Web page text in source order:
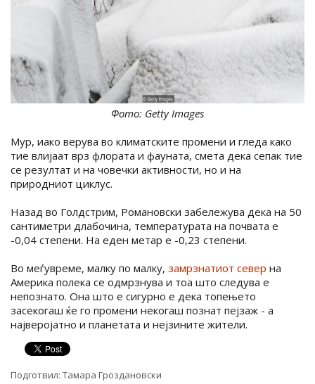
Фото: Getty Images
Мур, иако верува во климатските промени и гледа како
тие влијаат врз флората и фауната, смета дека сепак тие
се резултат и на човечки активности, но и на
природниот циклус.
Назад во Голдстрим, Романовски забележува дека на 50
сантиметри длабочина, температурата на почвата е
-0,04 степени. На еден метар е -0,23 степени.
Во меѓувреме, малку по малку, замрзнатиот север на
Америка полека се одмрзнува и тоа што следува е
непознато. Она што е сигурно е дека топењето
засекогаш ќе го промени некогаш познат пејзаж - а
најверојатно и планетата и нејзините жители.
Подготвил: Тамара Гроздановски